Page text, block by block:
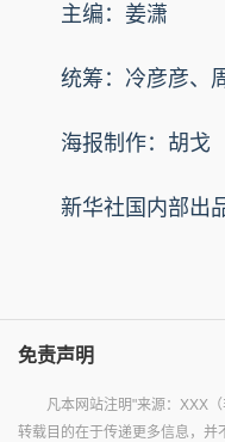
主编：姜潇
统筹：冷彦彦、
海报制作：胡戈
新华社国内部出
免责声明
凡本网站注明"来源：XXX
转载目的在于传递更多信息，并